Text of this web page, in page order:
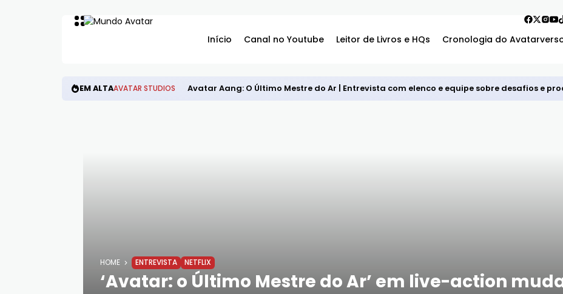
Início Canal no Youtube Leitor de Livros e HQs Cronologia do
EM ALTAAVATAR STUDIOS Avatar Aang: O Último Mestre do Ar | Entrevista com elenco e equipe sobre desafios e
HOME ENTREVISTA NETFLIX
‘Avatar: o Último Mestre do Ar’ em live-action